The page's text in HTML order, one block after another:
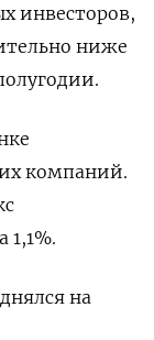
инвесторов,
ниже
компаний.
1,1%.
на